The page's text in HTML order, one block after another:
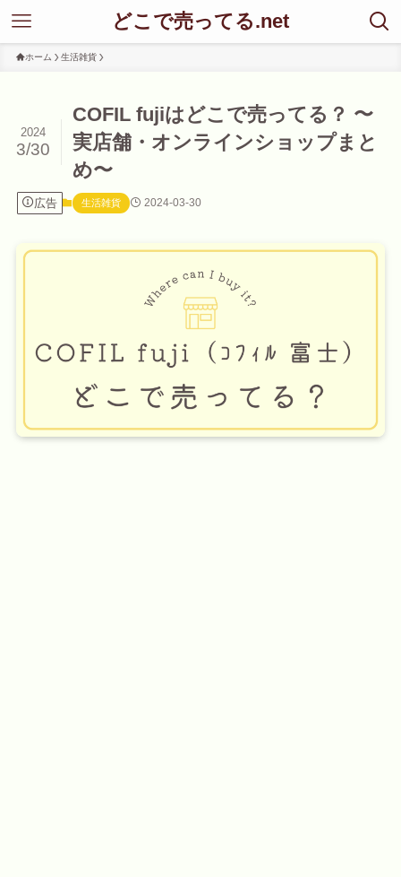
どこで売ってる.net
ホーム 生活雑貨
COFIL fujiはどこで売ってる？ 〜
実店舗・オンラインショップまと
め〜
2024
3/30
広告 生活雑貨 2024-03-30